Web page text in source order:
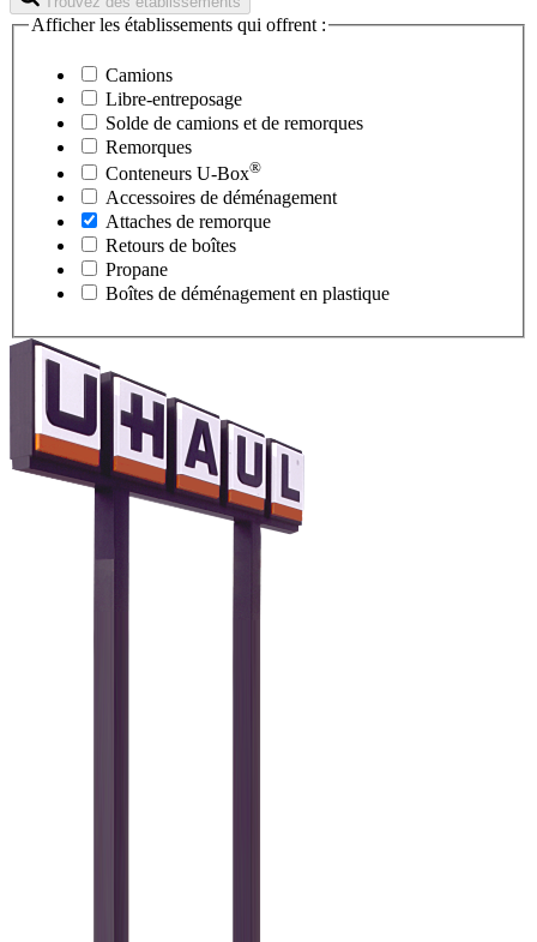
Afficher les établissements qui offrent :
Camions
Libre-entreposage
Solde de camions et de remorques
Remorques
Conteneurs U-Box®
Accessoires de déménagement
Attaches de remorque
Retours de boîtes
Propane
Boîtes de déménagement en plastique